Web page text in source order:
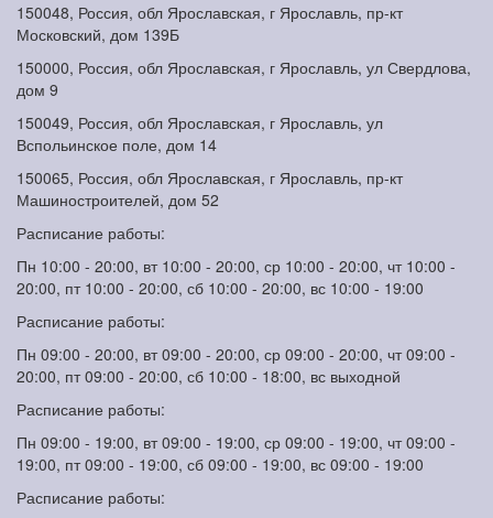
150048, Россия, обл Ярославская, г Ярославль, пр-кт
Московский, дом 139Б
150000, Россия, обл Ярославская, г Ярославль, ул Свердлова,
дом 9
150049, Россия, обл Ярославская, г Ярославль, ул
Вспольинское поле, дом 14
150065, Россия, обл Ярославская, г Ярославль, пр-кт
Машиностроителей, дом 52
Расписание работы:
Пн 10:00 - 20:00, вт 10:00 - 20:00, ср 10:00 - 20:00, чт 10:00 -
20:00, пт 10:00 - 20:00, сб 10:00 - 20:00, вс 10:00 - 19:00
Расписание работы:
Пн 09:00 - 20:00, вт 09:00 - 20:00, ср 09:00 - 20:00, чт 09:00 -
20:00, пт 09:00 - 20:00, сб 10:00 - 18:00, вс выходной
Расписание работы:
Пн 09:00 - 19:00, вт 09:00 - 19:00, ср 09:00 - 19:00, чт 09:00 -
19:00, пт 09:00 - 19:00, сб 09:00 - 19:00, вс 09:00 - 19:00
Расписание работы: